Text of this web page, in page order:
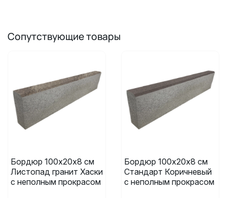
Сопутствующие товары
Бордюр 100х20х8 см
Листопад гранит Хаски
с неполным прокрасом
Бордюр 100х20х8 см
Стандарт Коричневый
с неполным прокрасом